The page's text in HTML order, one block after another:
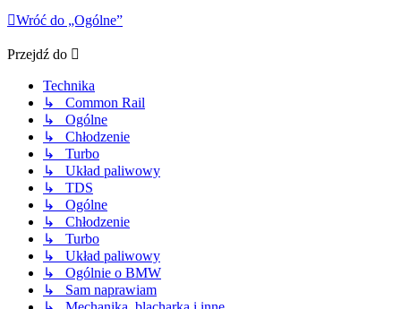
Wróć do „Ogólne”
Przejdź do
Technika
↳ Common Rail
↳ Ogólne
↳ Chłodzenie
↳ Turbo
↳ Układ paliwowy
↳ TDS
↳ Ogólne
↳ Chłodzenie
↳ Turbo
↳ Układ paliwowy
↳ Ogólnie o BMW
↳ Sam naprawiam